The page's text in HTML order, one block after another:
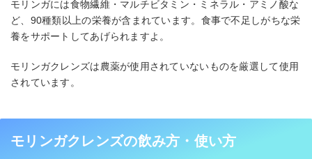
モリンガには食物繊維・マルチビタミン・ミネラル・アミノ酸な
ど、90種類以上の栄養が含まれています。食事で不足しがちな栄
養をサポートしてあげられますよ。
モリンガクレンズは農薬が使用されていないものを厳選して使用
されています。
モリンガクレンズの飲み方・使い方